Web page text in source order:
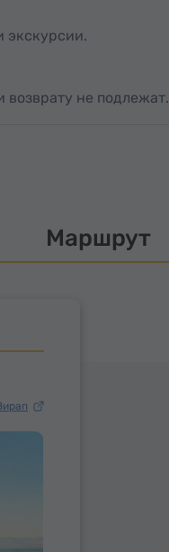
экскурсии.
возврату не подлежат.
Маршрут